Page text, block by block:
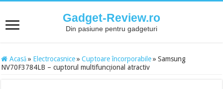
Gadget-Review.ro
Din pasiune pentru gadgeturi
Acasă » Electrocasnice » Cuptoare încorporabile » Samsung
NV70F3784LB – cuptorul multifuncțional atractiv